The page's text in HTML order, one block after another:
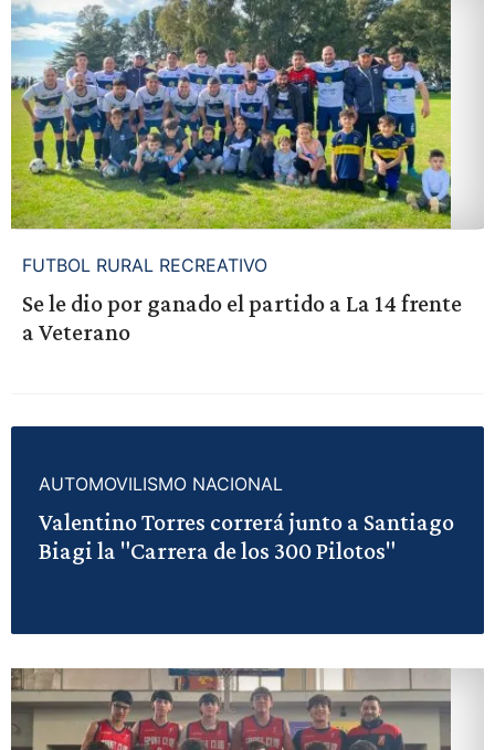
FUTBOL RURAL RECREATIVO
Se le dio por ganado el partido a La 14 frente
a Veterano
AUTOMOVILISMO NACIONAL
Valentino Torres correrá junto a Santiago
Biagi la "Carrera de los 300 Pilotos"